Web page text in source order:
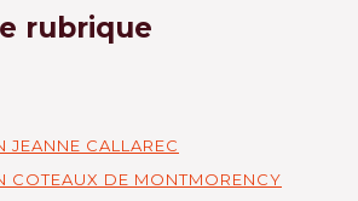
rubrique
JEANNE CALLAREC
COTEAUX DE MONTMORENCY